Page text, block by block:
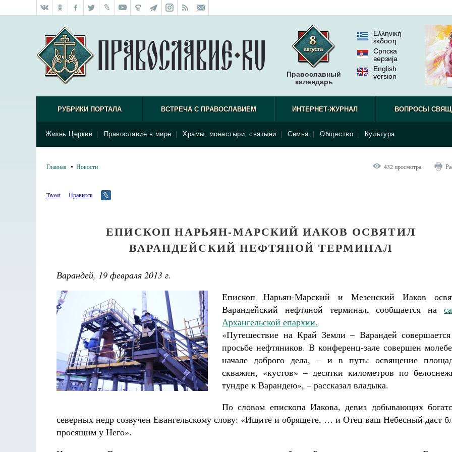
Православный
календарь
Ελληνική
έκδοση
Српска
верзиjа
English
version
РУБРИКИ ПОРТАЛА ВСТРЕЧА С ПРАВОСЛАВИЕМ ИНТЕРНЕТ-ЖУРНАЛ ВОПРОСЫ
Жизнь Церкви Православие в мире Храмы, монастыри, святыни Семья Общество Культура
Главная Новости 432 просмотра
Tweet Нравится
ЕПИСКОП НАРЬЯН-МАРСКИЙ ИАКОВ ОСВЯТИЛ
ВАРАНДЕЙСКИЙ НЕФТЯНОЙ ТЕРМИНАЛ
Варандей, 19 февраля 2013 г.
Епископ Нарьян-Марский и Мезенский Иаков
Варандейский нефтяной терминал, сообщается на
Архангельской епархии.
«Путешествие на Край Земли – Варандей
просьбе нефтяников. В конференц-зале совершен
начале доброго дела, – и в путь: освящение
скважин, «кустов» – десятки километров по
тундре к Варандею», – рассказал владыка.
По словам епископа Иакова, девиз добывающих
северных недр созвучен Евангельскому слову: «Ищите и обрящете, … и Отец ваш Небесный даст
просящим у Него».